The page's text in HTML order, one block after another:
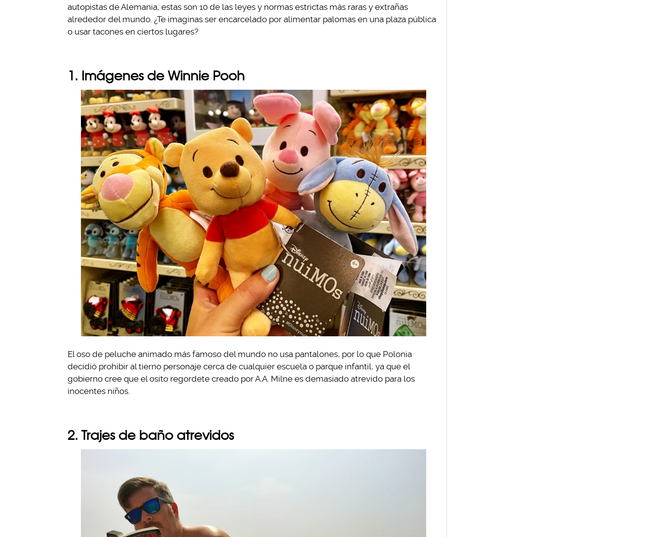
autopistas de Alemania, estas son 10 de las leyes y normas estrictas más raras y extrañas
alrededor del mundo. ¿Te imaginas ser encarcelado por alimentar palomas en una plaza pública
o usar tacones en ciertos lugares?
1. Imágenes de Winnie Pooh
El oso de peluche animado más famoso del mundo no usa pantalones, por lo que Polonia
decidió prohibir al tierno personaje cerca de cualquier escuela o parque infantil, ya que el
gobierno cree que el osito regordete creado por A.A. Milne es demasiado atrevido para los
inocentes niños.
2. Trajes de baño atrevidos